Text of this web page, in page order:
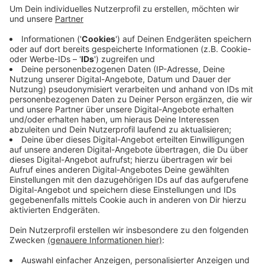
Euro in einem Quartal. Aktuell sind es aber weniger
als 30.000 Euro. Dabei brauchten viele Kinder
besonders in den letzten Wochen Hilfe. Kurzarbeit,
Jobverlust und fehlende Kinderbetreuung haben in
vielen Familien für Not gesorgt. Der Online-
Kindertaltag funktioniert ganz unkompliziert. Über
QR-Codes können Spender Geld überweisen. Alle
Infos dazu stehen auf "radiowuppertal.de".
Veröffentlicht:Freitag, 19.06.2020 06:14
Anzeige
Anzeige